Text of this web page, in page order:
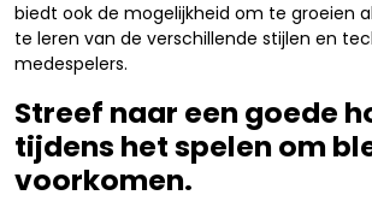
biedt ook de mogelijkheid om te groeien
te leren van de verschillende stijlen en
medespelers.
Streef naar een goede
tijdens het spelen om
voorkomen.